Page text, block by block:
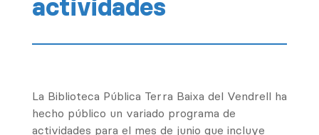
actividades
La Biblioteca Pública Terra Baixa del Vendrell ha
hecho público un variado programa de
actividades para el mes de junio que incluye